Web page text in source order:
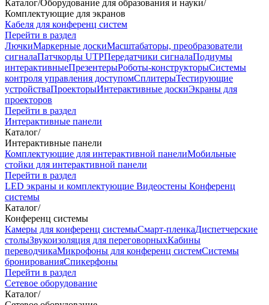
Каталог/Оборудование для образования и науки/
Комплектующие для экранов
Кабеля для конференц систем
Перейти в раздел
ЛючкиМаркерные доскиМасштабаторы, преобразователи
сигналаПатчкорды UTPПередатчики сигналаПодиумы
интерактивныеПрезентерыРоботы-конструкторыСистемы
контроля управления доступомСплитерыТестирующие
устройстваПроекторыИнтерактивные доскиЭкраны для
проекторов
Перейти в раздел
Интерактивные панели
Каталог/
Интерактивные панели
Комплектующие для интерактивной панелиМобильные
стойки для интерактивной панели
Перейти в раздел
LED экраны и комплектующие Видеостены Конференц
системы
Каталог/
Конференц системы
Камеры для конференц системыCмарт-пленкаДиспетчерские
столыЗвукоизоляция для переговорныхКабины
переводчикаМикрофоны для конференц системСистемы
бронированияСпикерфоны
Перейти в раздел
Сетевое оборудование
Каталог/